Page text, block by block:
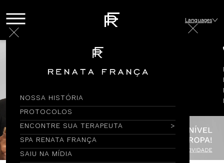
NOSSA HISTÓRIA
PROTOCOLOS
ENCONTRE SUA TERAPEUTA
SPA RENATA FRANÇA
SAIU NA MÍDIA
Languages